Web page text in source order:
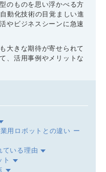
のものを思い浮かべる方
動化技術の目覚ましい進
やビジネスシーンに急速
大きな期待が寄せられて
、活用事例やメリットな
ロボットとの違い ー
ている理由
ト